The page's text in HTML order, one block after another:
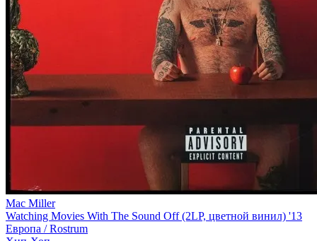
Mac Miller
Watching Movies With The Sound Off (2LP, цветной винил) '13
Европа /Rostrum